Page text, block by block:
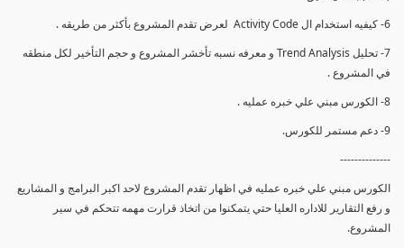
6- كيفيه استخدام ال Activity Code لعرض تقدم المشروع بأكثر من طريقه .
7- تحليل Trend Analysis و معرفه نسبه تأخشر المشروع و حجم التأخير لكل منطقه
في المشروع .
8- الكورس مبني علي خبره عمليه .
9- دعم مستمر للكورس.
--------------
الكورس مبني علي خبره عمليه في اظهار تقدم المشروع لاحد اكبر البرامج و المشاريع
و رفع التقارير للاداره العليا حتي يتمكنوا من اتخاذ قرارت مهمه تتحكم في سير
المشروع.